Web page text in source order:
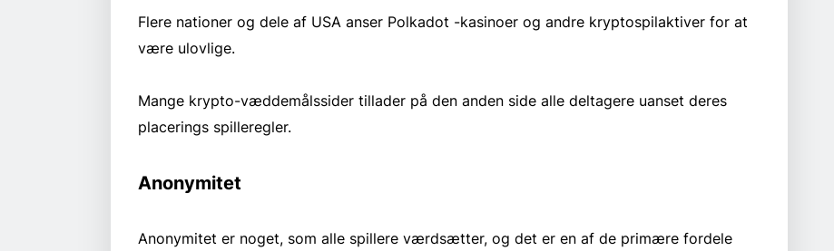
Flere nationer og dele af USA anser Polkadot -kasinoer og andre kryptospilaktiver for at
være ulovlige.
Mange krypto-væddemålssider tillader på den anden side alle deltagere uanset deres
placerings spilleregler.
Anonymitet
Anonymitet er noget, som alle spillere værdsætter, og det er en af de primære fordele